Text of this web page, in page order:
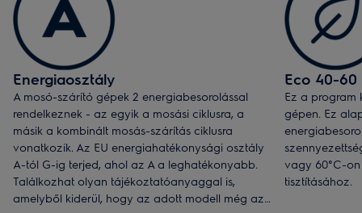
Energiaosztály
A mosó-szárító gépek 2 energiabesorolással
rendelkeznek - az egyik a mosási ciklusra, a
másik a kombinált mosás-szárítás ciklusra
vonatkozik. Az EU energiahatékonysági osztály
A-tól G-ig terjed, ahol az A a leghatékonyabb.
Találkozhat olyan tájékoztatóanyaggal is,
amelyből kiderül, hogy az adott modell még az
Eco 40-60
Ez a program
gépen. Ez
vagy 60°C-
tisztításához.